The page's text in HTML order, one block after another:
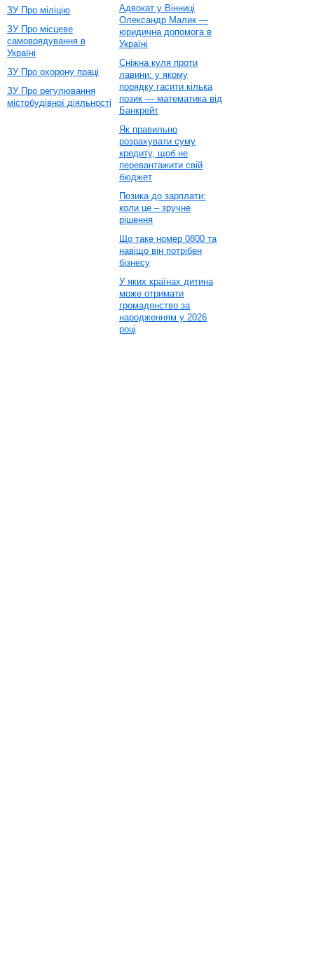
ЗУ Про міліцію
ЗУ Про місцеве
самоврядування в
Україні
ЗУ Про охорону праці
ЗУ Про регулювання
містобудівної діяльності
Адвокат у Вінниці
Олександр Малик —
юридична допомога в
Україні
Сніжна куля проти
лавини: у якому
порядку гасити кілька
позик — математика від
Банкрейт
Як правильно
розрахувати суму
кредиту, щоб не
перевантажити свій
бюджет
Позика до зарплати:
коли це – зручне
рішення
Що таке номер 0800 та
навіщо він потрібен
бізнесу
У яких країнах дитина
може отримати
громадянство за
народженням у 2026
році